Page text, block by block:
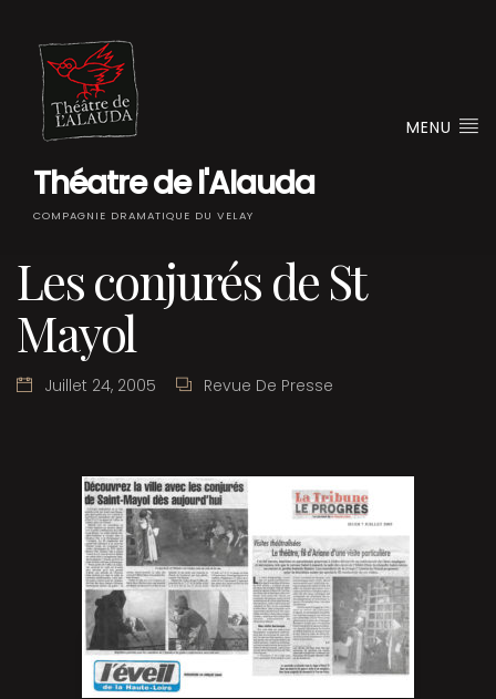
Théatre de l'Alauda
COMPAGNIE DRAMATIQUE DU VELAY
MENU
Les conjurés de St
Mayol
Juillet 24, 2005 Revue De Presse